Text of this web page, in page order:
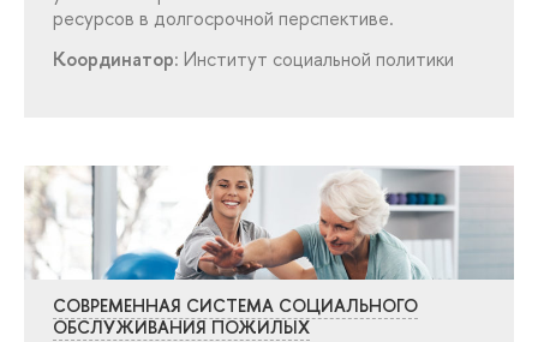
ресурсов в долгосрочной перспективе.
Координатор: Институт социальной политики
СОВРЕМЕННАЯ СИСТЕМА СОЦИАЛЬНОГО
ОБСЛУЖИВАНИЯ ПОЖИЛЫХ